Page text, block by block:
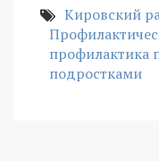
Кировский
профилактика
подростками